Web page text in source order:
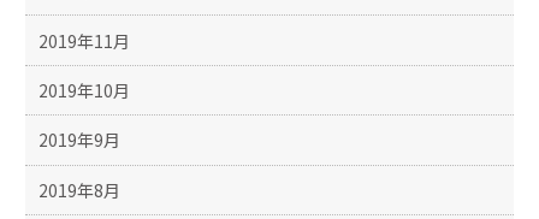
2019年11月
2019年10月
2019年9月
2019年8月